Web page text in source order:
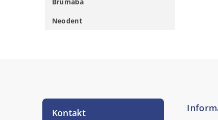
Neodent
Kontakt